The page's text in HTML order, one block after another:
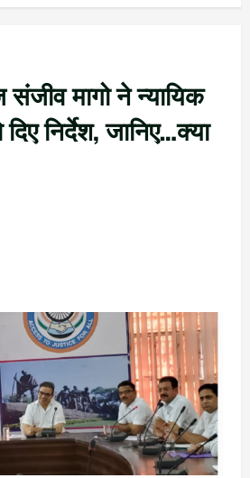
मागो ने न्यायिक
निर्देश, जानिए…क्या